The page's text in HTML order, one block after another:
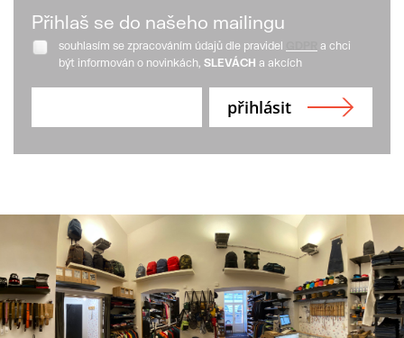
Přihlaš se do našeho mailingu
souhlasím se zpracováním údajů dle pravidel
a chci
být informován o novinkách, SLEVÁCH a akcích